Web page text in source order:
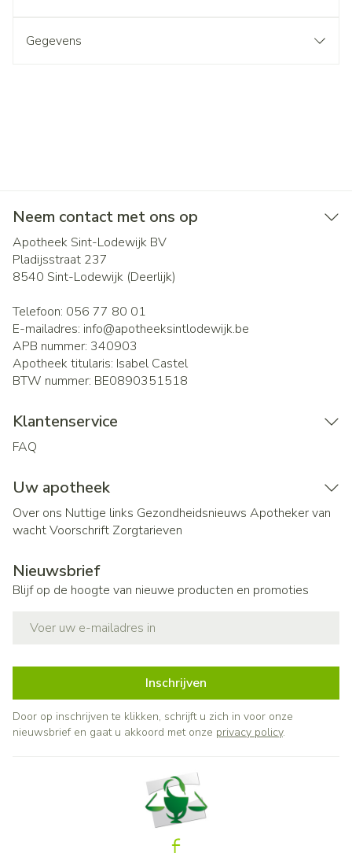
Gegevens
Neem contact met ons op
Apotheek Sint-Lodewijk BV
Pladijsstraat 237
8540 Sint-Lodewijk (Deerlijk)
Telefoon: 056 77 80 01
E-mailadres: info@apotheeksintlodewijk.be
APB nummer: 340903
Apotheek titularis: Isabel Castel
BTW nummer: BE0890351518
Klantenservice
FAQ
Uw apotheek
Over ons Nuttige links Gezondheidsnieuws Apotheker van
wachtVoorschrift Zorgtarieven
Nieuwsbrief
Blijf op de hoogte van nieuwe producten en promoties
Inschrijven
Door op inschrijven te klikken, schrijft u zich in voor onze
nieuwsbrief en gaat u akkoord met onze privacy policy.